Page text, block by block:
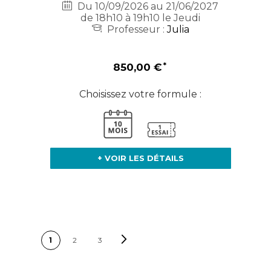
Du 10/09/2026 au 21/06/2027
de 18h10 à 19h10 le Jeudi
Professeur :Julia
850,00 €
Choisissez votre formule :
+ VOIR LES DÉTAILS
Vous lisez actuellement la
1 Page
2 3